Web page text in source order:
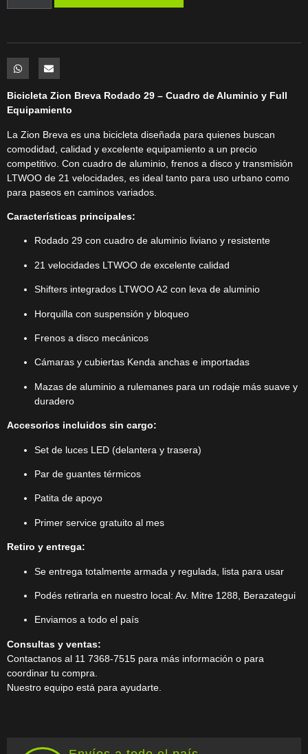
Bicicleta Zion Breva Rodado 29 – Cuadro de Aluminio y Full
Equipamiento
La Zion Breva es una bicicleta diseñada para quienes buscan
comodidad, calidad y excelente equipamiento a un precio
competitivo. Con cuadro de aluminio, frenos a disco y transmisión
LTWOO de 21 velocidades, es ideal tanto para uso urbano como
para paseos en caminos variados.
Características principales:
Rodado 29 con cuadro de aluminio liviano y resistente
21 velocidades LTWOO de excelente calidad
Shifters integrados LTWOO A2 con leva de aluminio
Horquilla con suspensión y bloqueo
Frenos a disco mecánicos
Cámaras y cubiertas Kenda anchas e importadas
Mazas de aluminio a rulemanes para un rodaje más suave y
duradero
Accesorios incluidos sin cargo:
Set de luces LED (delantera y trasera)
Par de guantes térmicos
Patita de apoyo
Primer service gratuito al mes
Retiro y entrega:
Se entrega totalmente armada y regulada, lista para usar
Podés retirarla en nuestro local: Av. Mitre 1288, Berazategui
Enviamos a todo el país
Consultas y ventas:
Contactanos al 11 7368-7515 para más información o para
coordinar tu compra.
Nuestro equipo está para ayudarte.